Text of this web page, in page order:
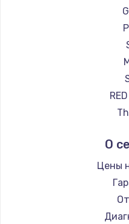
Ремонт
Ремонт
Ремонт
Ремонт
Ремонт
Ремонт
Ремонт
Ремонт
Ремонт
Ремонт
Ремонт
О
Цены